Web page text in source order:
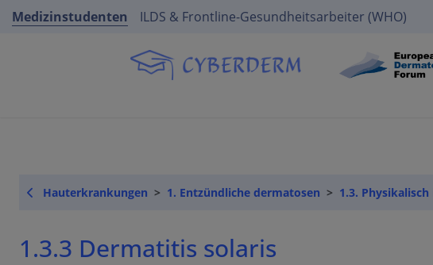
Medizinstudenten ILDS & Frontline-Gesundheitsarbeiter (WHO)
Hauterkrankungen 1. Entzündliche dermatosen 1.3.
1.3.3 Dermatitis solaris